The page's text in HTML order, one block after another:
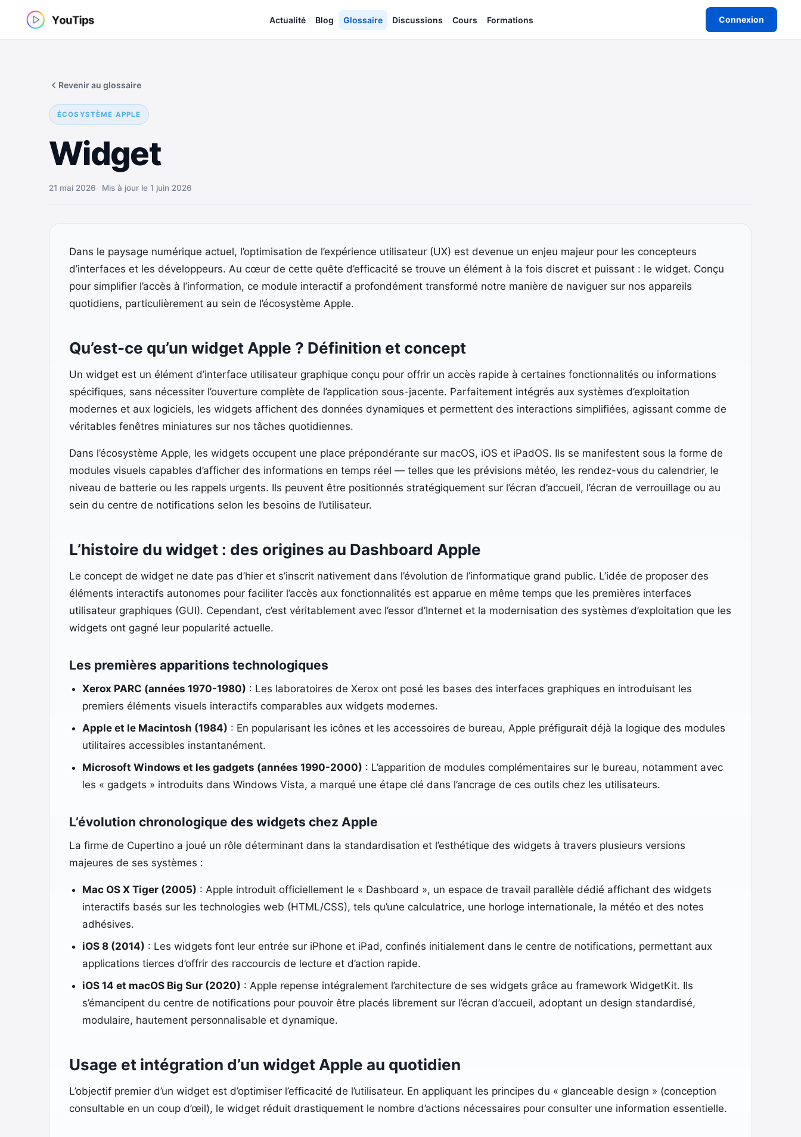
Actualité Blog Glossaire Discussions Cours Formations Connexion
ÉCOSYSTÈME APPLE
Widget
Revenir au glossaire
21 mai 2026 Mis à jour le 1 juin 2026
Dans le paysage numérique actuel, l’optimisation de l’expérience utilisateur (UX) est devenue un enjeu majeur pour les concepteurs
d’interfaces et les développeurs. Au cœur de cette quête d’efficacité se trouve un élément à la fois discret et puissant : le widget. Conçu
pour simplifier l’accès à l’information, ce module interactif a profondément transformé notre manière de naviguer sur nos appareils
quotidiens, particulièrement au sein de l’écosystème Apple.
Qu’est-ce qu’un widget Apple ? Définition et concept
Un widget est un élément d’interface utilisateur graphique conçu pour offrir un accès rapide à certaines fonctionnalités ou informations
spécifiques, sans nécessiter l’ouverture complète de l’application sous-jacente. Parfaitement intégrés aux systèmes d’exploitation
modernes et aux logiciels, les widgets affichent des données dynamiques et permettent des interactions simplifiées, agissant comme de
véritables fenêtres miniatures sur nos tâches quotidiennes.
Dans l’écosystème Apple, les widgets occupent une place prépondérante sur macOS, iOS et iPadOS. Ils se manifestent sous la forme de
modules visuels capables d’afficher des informations en temps réel — telles que les prévisions météo, les rendez-vous du calendrier, le
niveau de batterie ou les rappels urgents. Ils peuvent être positionnés stratégiquement sur l’écran d’accueil, l’écran de verrouillage ou au
sein du centre de notifications selon les besoins de l’utilisateur.
L’histoire du widget : des origines au Dashboard Apple
Le concept de widget ne date pas d’hier et s’inscrit nativement dans l’évolution de l’informatique grand public. L’idée de proposer des
éléments interactifs autonomes pour faciliter l’accès aux fonctionnalités est apparue en même temps que les premières interfaces
utilisateur graphiques (GUI). Cependant, c’est véritablement avec l’essor d’Internet et la modernisation des systèmes d’exploitation que les
widgets ont gagné leur popularité actuelle.
Les premières apparitions technologiques
Xerox PARC (années 1970-1980) : Les laboratoires de Xerox ont posé les bases des interfaces graphiques en introduisant les
premiers éléments visuels interactifs comparables aux widgets modernes.
Apple et le Macintosh (1984) : En popularisant les icônes et les accessoires de bureau, Apple préfigurait déjà la logique des modules
utilitaires accessibles instantanément.
Microsoft Windows et les gadgets (années 1990-2000) : L’apparition de modules complémentaires sur le bureau, notamment avec
les « gadgets » introduits dans Windows Vista, a marqué une étape clé dans l’ancrage de ces outils chez les utilisateurs.
L’évolution chronologique des widgets chez Apple
La firme de Cupertino a joué un rôle déterminant dans la standardisation et l’esthétique des widgets à travers plusieurs versions
majeures de ses systèmes :
Mac OS X Tiger (2005) : Apple introduit officiellement le « Dashboard », un espace de travail parallèle dédié affichant des widgets
interactifs basés sur les technologies web (HTML/CSS), tels qu’une calculatrice, une horloge internationale, la météo et des notes
adhésives.
iOS 8 (2014) : Les widgets font leur entrée sur iPhone et iPad, confinés initialement dans le centre de notifications, permettant aux
applications tierces d’offrir des raccourcis de lecture et d’action rapide.
iOS 14 et macOS Big Sur (2020) : Apple repense intégralement l’architecture de ses widgets grâce au framework WidgetKit. Ils
s’émancipent du centre de notifications pour pouvoir être placés librement sur l’écran d’accueil, adoptant un design standardisé,
modulaire, hautement personnalisable et dynamique.
Usage et intégration d’un widget Apple au quotidien
L’objectif premier d’un widget est d’optimiser l’efficacité de l’utilisateur. En appliquant les principes du « glanceable design » (conception
consultable en un coup d’œil), le widget réduit drastiquement le nombre d’actions nécessaires pour consulter une information essentielle.